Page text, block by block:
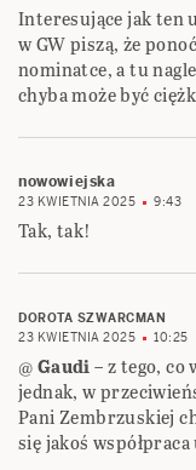
Interesujące jak ten
w GW piszą, że
nominatce, a tu
chyba może być
nowowiejska
23 KWIETNIA 2025 9:43
Tak, tak!
DOROTA SZWARCMAN
23 KWIETNIA 2025
10:25
@Gaudi– z tego,
jednak, w
Pani Zembrzuskiej
się jakoś